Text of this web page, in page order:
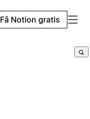
Få Notion gratis